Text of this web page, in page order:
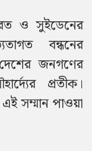
ও সুইডেনের
বন্ধনের
দেশের জনগণের
প্রতীক।
সম্মান পাওয়া